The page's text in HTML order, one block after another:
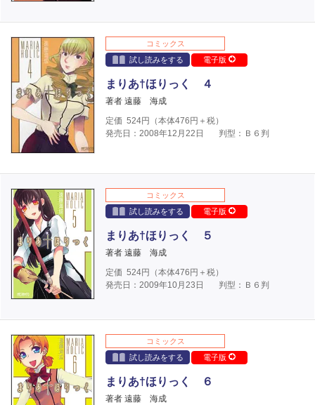
コミックス
試し読みをする
電子版
まりあ†ほりっく ４
著者 遠藤 海成
定価 524円（本体476 円＋税）
発売日：2008年12月22日
判型：Ｂ６判
コミックス
試し読みをする
電子版
まりあ†ほりっく ５
著者 遠藤 海成
定価 524円（本体476 円＋税）
発売日：2009年10月23日
判型：Ｂ６判
コミックス
試し読みをする
電子版
まりあ†ほりっく ６
著者 遠藤 海成